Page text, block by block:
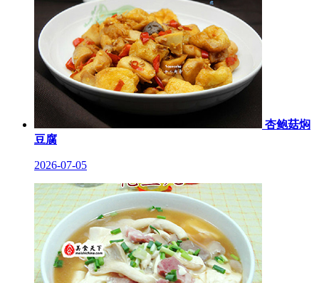
杏鲍菇焖
豆腐
2026-07-05